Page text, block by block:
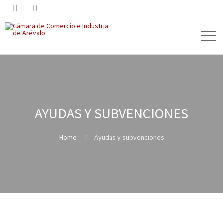
 
AYUDAS Y SUBVENCIONES
Home Ayudas y subvenciones